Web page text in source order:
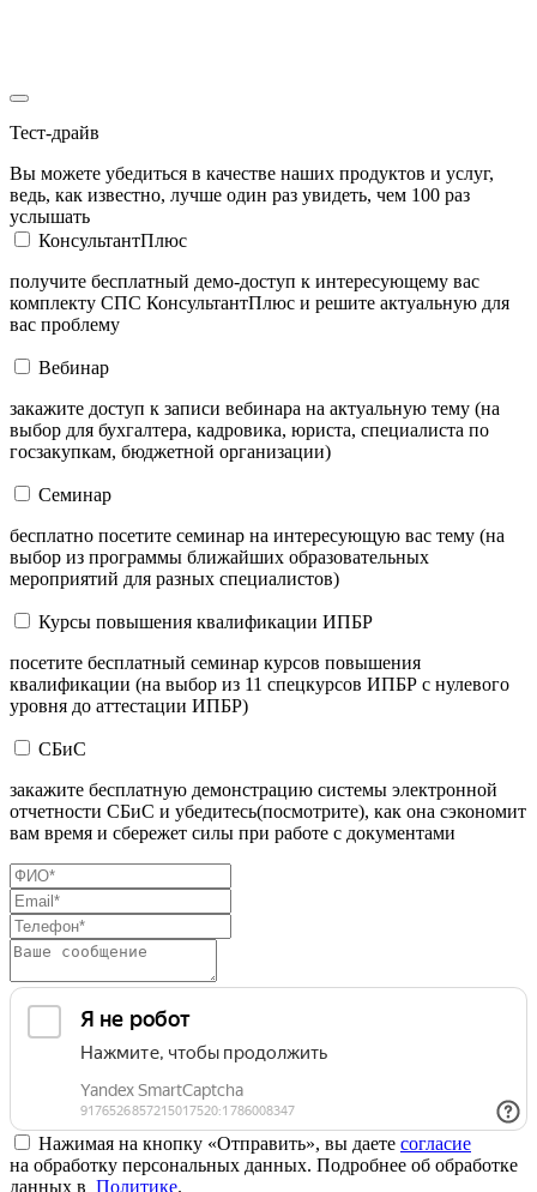
Тест-драйв
Вы можете убедиться в качестве наших продуктов и услуг,
ведь, как известно, лучше один раз увидеть, чем 100 раз
услышать
КонсультантПлюс
получите бесплатный демо-доступ к интересующему вас
комплекту СПС КонсультантПлюс и решите актуальную для
вас проблему
Вебинар
закажите доступ к записи вебинара на актуальную тему (на
выбор для бухгалтера, кадровика, юриста, специалиста по
госзакупкам, бюджетной организации)
Семинар
бесплатно посетите семинар на интересующую вас тему (на
выбор из программы ближайших образовательных
мероприятий для разных специалистов)
Курсы повышения квалификации ИПБР
посетите бесплатный семинар курсов повышения
квалификации (на выбор из 11 спецкурсов ИПБР с нулевого
уровня до аттестации ИПБР)
СБиС
закажите бесплатную демонстрацию системы электронной
отчетности СБиС и убедитесь(посмотрите), как она сэкономит
вам время и сбережет силы при работе с документами
Нажимая на кнопку «Отправить», вы даете согласие
на обработку персональных данных. Подробнее об обработке
данных в Политике.